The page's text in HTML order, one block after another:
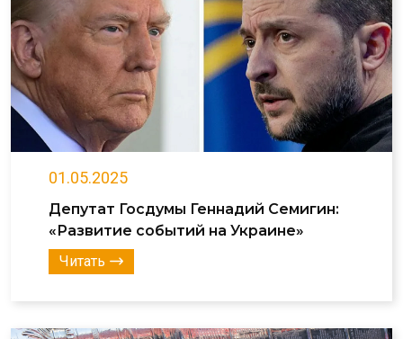
01.05.2025
Депутат Госдумы Геннадий Семигин:
«Развитие событий на Украине»
Читать